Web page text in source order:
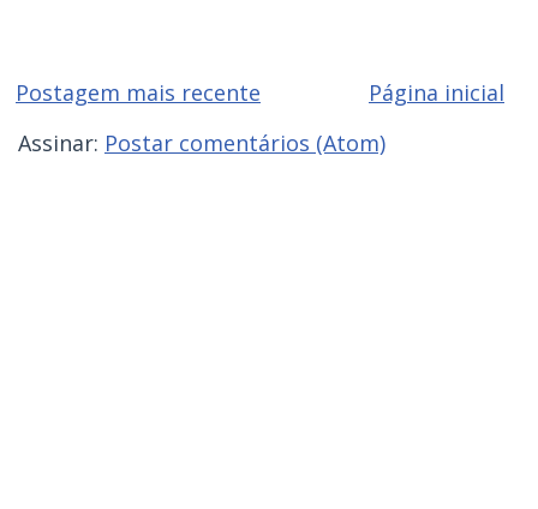
Postagem mais recente
Página inicial
Assinar: Postar comentários (Atom)